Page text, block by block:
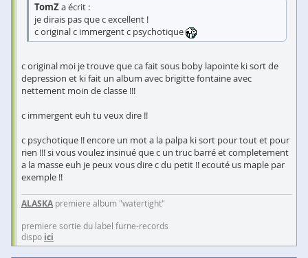
TomZa écrit :
je dirais pas que c excellent !
c original c immergent c psychotique
c original moi je trouve que ca fait sous boby lapointe ki sort de
depression et ki fait un album avec brigitte fontaine avec
nettement moin de classe !!!
c immergent euh tu veux dire !!
c psychotique !! encore un mot a la palpa ki sort pour tout et pour
rien !!! si vous voulez insinué que c un truc barré et completement
a la masse euh je peux vous dire c du petit !! ecouté us maple par
exemple !!
ALASKA premiere album "watertight"
premiere sortie du label furne-records
dispo ici